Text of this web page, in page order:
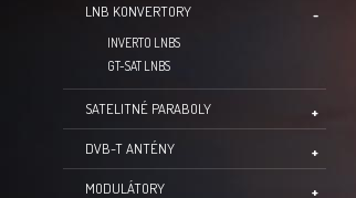
LNB KONVERTORY
INVERTO LNBS
GT-SAT LNBS
SATELITNÉ PARABOLY
DVB-T ANTÉNY
MODULÁTORY